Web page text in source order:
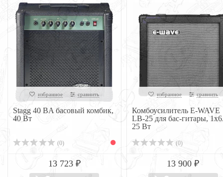
избранное сравнить
Stagg 40 BA басовый комбик,
40 Вт
(0)
13 723 ₽
избранное сравнить
Комбоусилитель E-WAVE
LB-25 для бас-гитары,
25 Вт
(0)
13 900 ₽